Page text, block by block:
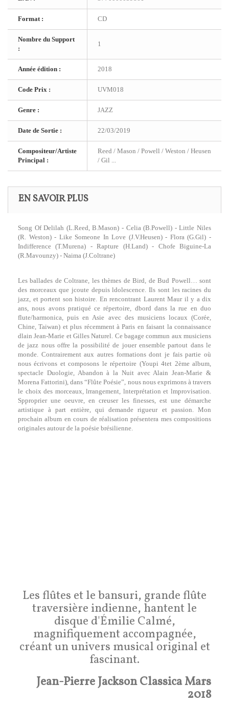
Format : CD
Nombre du Support
:
1
Année édition : 2018
Code Prix : UVM018
Genre : JAZZ
Date de Sortie : 22/03/2019
Compositeur/Artiste
Principal :
Reed / Mason / Powell / Weston / Heusen
/ Gil ...
EN SAVOIR PLUS
Song Of Delilah (L.Reed, B.Mason) - Celia (B.Powell) - Little Niles
(R. Weston) - Like Someone In Love (J.V.Heusen) - Flora (G.Gil) -
Indifference (T.Murena) - Rapture (H.Land) - Chofe Biguine-La
(R.Mavounzy) - Naima (J.Coltrane)
Les ballades de Coltrane, les thèmes de Bird, de Bud Powell… sont
des morceaux que jcoute depuis ldolescence. Ils sont les racines du
jazz, et portent son histoire. En rencontrant Laurent Maur il y a dix
ans, nous avons pratiqué ce répertoire, dbord dans la rue en duo
flute/harmonica, puis en Asie avec des musiciens locaux (Corée,
Chine, Taiwan) et plus récemment à Paris en faisant la connaissance
dlain Jean‐Marie et Gilles Naturel. Ce bagage commun aux musiciens
de jazz nous offre la possibilité de jouer ensemble partout dans le
monde. Contrairement aux autres formations dont je fais partie où
nous écrivons et composons le répertoire (Youpi 4tet 2ème album,
spectacle Duologie, Abandon à la Nuit avec Alain Jean‐Marie &
Morena Fattorini), dans “Flûte Poésie”, nous nous exprimons à travers
le choix des morceaux, lrrangement, lnterprétation et lmprovisation.
Spproprier une oeuvre, en creuser les finesses, est une démarche
artistique à part entière, qui demande rigueur et passion. Mon
prochain album en cours de réalisation présentera mes compositions
originales autour de la poésie brésilienne.
Les flûtes et le bansuri, grande flûte
traversière indienne, hantent le
disque d'Émilie Calmé,
magnifiquement accompagnée,
créant un univers musical original et
fascinant.
Jean-Pierre Jackson Classica Mars
2018